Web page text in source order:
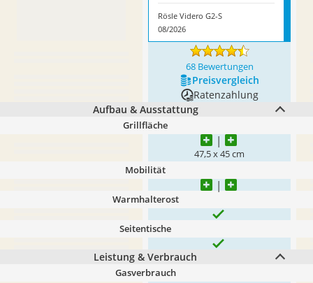
Rösle Videro G2-S
08/2026
68 Bewertungen
Preis­vergleich
Ratenzahlung
Aufbau & Ausstattung
Grillfläche
47,5 x 45 cm
Mobilität
Warmhalterost
Seitentische
Leistung & Verbrauch
Gasverbrauch